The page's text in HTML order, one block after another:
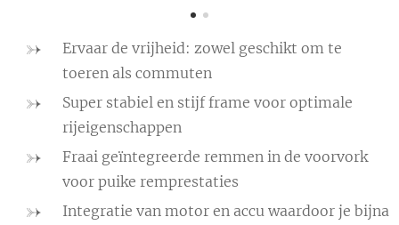
Ervaar de vrijheid: zowel geschikt om te
toeren als commuten
Super stabiel en stijf frame voor optimale
rijeigenschappen
Fraai geïntegreerde remmen in de voorvork
voor puike remprestaties
Integratie van motor en accu waardoor je bijna